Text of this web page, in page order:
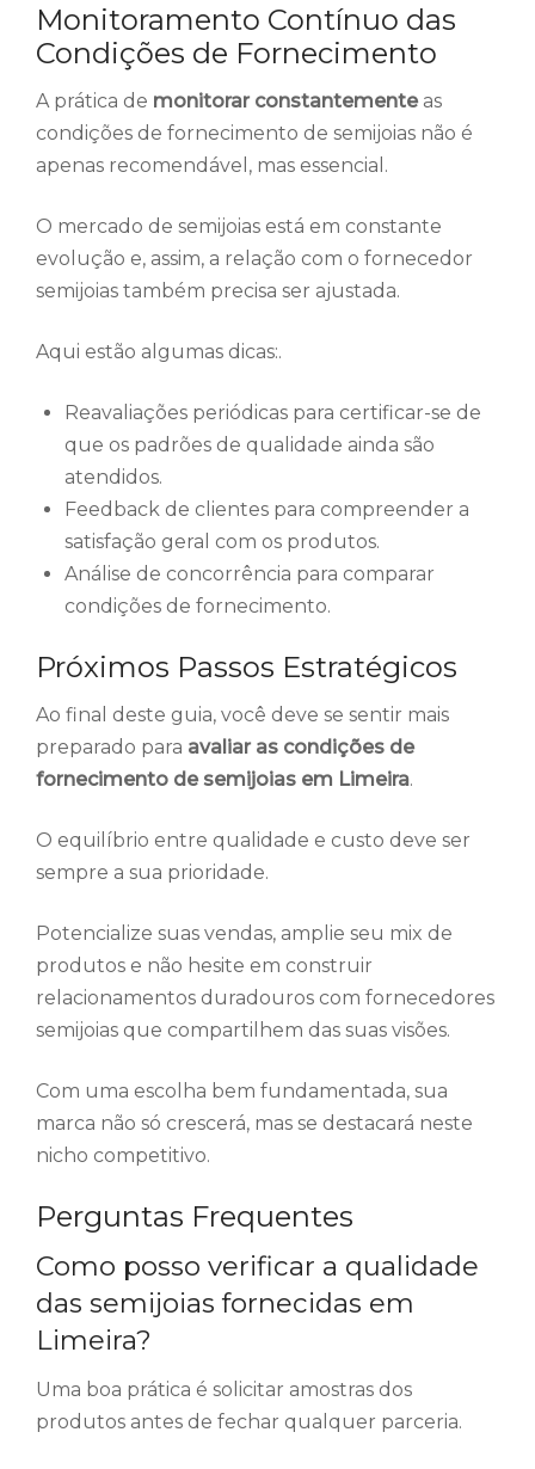
Monitoramento Contínuo das
Condições de Fornecimento
A prática de monitorar constantementeas
condições de fornecimento de semijoias não é
apenas recomendável, mas essencial.
O mercado de semijoias está em constante
evolução e, assim, a relação com o fornecedor
semijoias também precisa ser ajustada.
Aqui estão algumas dicas:.
Reavaliações periódicas para certificar-se de
que os padrões de qualidade ainda são
atendidos.
Feedback de clientes para compreender a
satisfação geral com os produtos.
Análise de concorrência para comparar
condições de fornecimento.
Próximos Passos Estratégicos
Ao final deste guia, você deve se sentir mais
preparado para avaliar as condições de
fornecimento de semijoias em Limeira.
O equilíbrio entre qualidade e custo deve ser
sempre a sua prioridade.
Potencialize suas vendas, amplie seu mix de
produtos e não hesite em construir
relacionamentos duradouros com fornecedores
semijoias que compartilhem das suas visões.
Com uma escolha bem fundamentada, sua
marca não só crescerá, mas se destacará neste
nicho competitivo.
Perguntas Frequentes
Como posso verificar a qualidade
das semijoias fornecidas em
Limeira?
Uma boa prática é solicitar amostras dos
produtos antes de fechar qualquer parceria.